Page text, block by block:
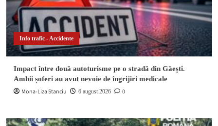
Info trafic - Accidente
Impact între două autoturisme pe o stradă din Găești.
Ambii șoferi au avut nevoie de îngrijiri medicale
Mona-Liza Stanciu 6 august 2026 0